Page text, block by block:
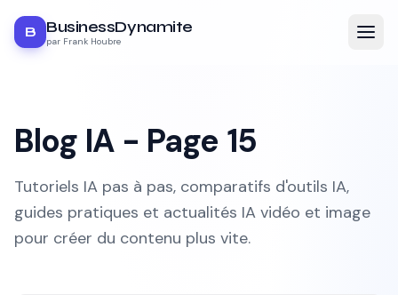
B BusinessDynamite
par Frank Houbre
Blog IA - Page 15
Tutoriels IA pas à pas, comparatifs d'outils IA,
guides pratiques et actualités IA vidéo et image
pour créer du contenu plus vite.